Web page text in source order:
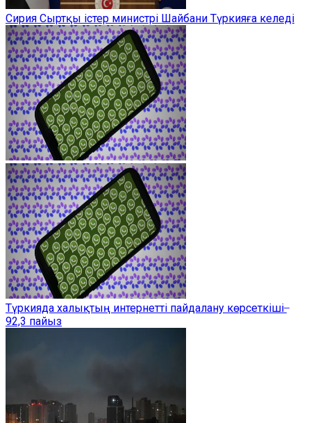
Сирия Сыртқы істер министрі Шайбани Түркияға келеді
Түркияда халықтың интернетті пайдалану көрсеткіші ̶
92,3 пайыз